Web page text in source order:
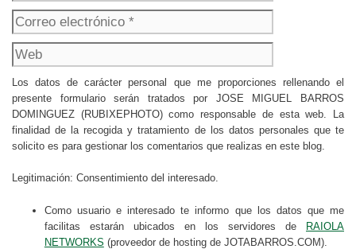
electrónico
Los datos de carácter personal que me proporciones rellenando el
presente formulario serán tratados por JOSE MIGUEL BARROS
DOMINGUEZ (RUBIXEPHOTO) como responsable de esta web. La
finalidad de la recogida y tratamiento de los datos personales que te
solicito es para gestionar los comentarios que realizas en este blog.
Legitimación: Consentimiento del interesado.
Como usuario e interesado te informo que los datos que me
facilitas estarán ubicados en los servidores de RAIOLA
NETWORKS (proveedor de hosting de JOTABARROS.COM).